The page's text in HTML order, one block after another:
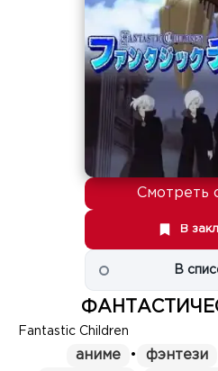
Смотреть
В
В
Fantastic Children
аниме • фэнтези